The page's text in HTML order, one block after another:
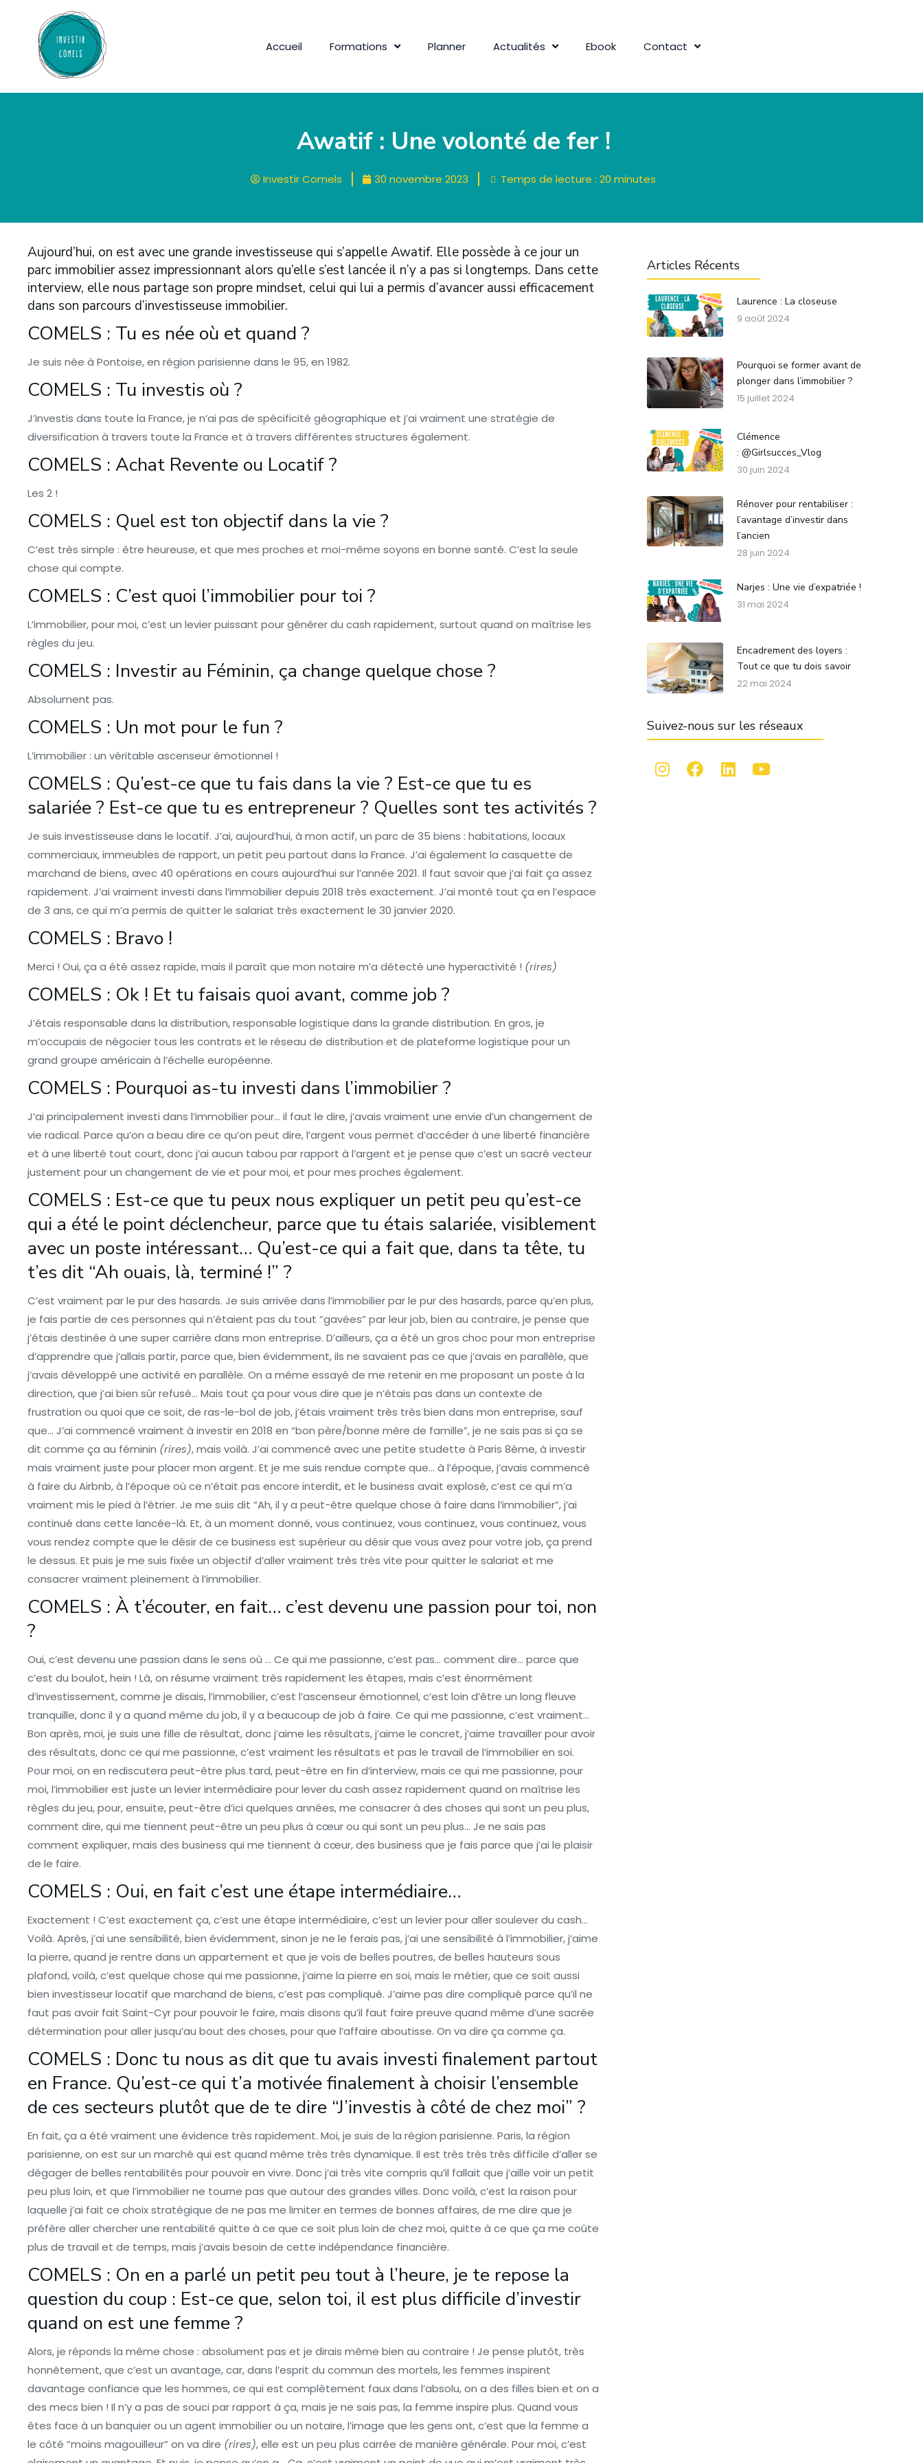
Accueil Formations Planner Actualités Ebook Contact
Awatif : Une volonté de fer !
Investir Comels 30 novembre 2023 Temps de lecture : 20 minutes
Aujourd’hui, on est avec une grande investisseuse qui s’appelle Awatif. Elle possède à ce jour un
parc immobilier assez impressionnant alors qu’elle s’est lancée il n’y a pas si longtemps. Dans cette
interview, elle nous partage son propre mindset, celui qui lui a permis d’avancer aussi efficacement
dans son parcours d’investisseuse immobilier.
COMELS : Tu es née où et quand ?
Je suis née à Pontoise, en région parisienne dans le 95, en 1982.
COMELS : Tu investis où ?
J’investis dans toute la France, je n’ai pas de spécificité géographique et j’ai vraiment une stratégie de
diversification à travers toute la France et à travers différentes structures également.
COMELS : Achat Revente ou Locatif ?
Les 2 !
COMELS : Quel est ton objectif dans la vie ?
C’est très simple : être heureuse, et que mes proches et moi-même soyons en bonne santé. C’est la seule
chose qui compte.
COMELS : C’est quoi l’immobilier pour toi ?
L’immobilier, pour moi, c’est un levier puissant pour générer du cash rapidement, surtout quand on maîtrise les
règles du jeu.
COMELS : Investir au Féminin, ça change quelque chose ?
Absolument pas.
COMELS : Un mot pour le fun ?
L’immobilier : un véritable ascenseur émotionnel !
COMELS : Qu’est-ce que tu fais dans la vie ? Est-ce que tu es
salariée ? Est-ce que tu es entrepreneur ? Quelles sont tes activités ?
Je suis investisseuse dans le locatif. J’ai, aujourd’hui, à mon actif, un parc de 35 biens : habitations, locaux
commerciaux, immeubles de rapport, un petit peu partout dans la France. J’ai également la casquette de
marchand de biens, avec 40 opérations en cours aujourd’hui sur l’année 2021. Il faut savoir que j’ai fait ça assez
rapidement. J’ai vraiment investi dans l’immobilier depuis 2018 très exactement. J’ai monté tout ça en l’espace
de 3 ans, ce qui m’a permis de quitter le salariat très exactement le 30 janvier 2020.
COMELS : Bravo !
Merci ! Oui, ça a été assez rapide, mais il paraît que mon notaire m’a détecté une hyperactivité ! (rires)
COMELS : Ok ! Et tu faisais quoi avant, comme job ?
J’étais responsable dans la distribution, responsable logistique dans la grande distribution. En gros, je
m’occupais de négocier tous les contrats et le réseau de distribution et de plateforme logistique pour un
grand groupe américain à l’échelle européenne.
COMELS : Pourquoi as-tu investi dans l’immobilier ?
J’ai principalement investi dans l’immobilier pour… il faut le dire, j’avais vraiment une envie d’un changement de
vie radical. Parce qu’on a beau dire ce qu’on peut dire, l’argent vous permet d’accéder à une liberté financière
et à une liberté tout court, donc j’ai aucun tabou par rapport à l’argent et je pense que c’est un sacré vecteur
justement pour un changement de vie et pour moi, et pour mes proches également.
COMELS : Est-ce que tu peux nous expliquer un petit peu qu’est-ce
qui a été le point déclencheur, parce que tu étais salariée, visiblement
avec un poste intéressant… Qu’est-ce qui a fait que, dans ta tête, tu
t’es dit “Ah ouais, là, terminé !” ?
C’est vraiment par le pur des hasards. Je suis arrivée dans l’immobilier par le pur des hasards, parce qu’en plus,
je fais partie de ces personnes qui n’étaient pas du tout “gavées” par leur job, bien au contraire, je pense que
j’étais destinée à une super carrière dans mon entreprise. D’ailleurs, ça a été un gros choc pour mon entreprise
d’apprendre que j’allais partir, parce que, bien évidemment, ils ne savaient pas ce que j’avais en parallèle, que
j’avais développé une activité en parallèle. On a même essayé de me retenir en me proposant un poste à la
direction, que j’ai bien sûr refusé… Mais tout ça pour vous dire que je n’étais pas dans un contexte de
frustration ou quoi que ce soit, de ras-le-bol de job, j’étais vraiment très très bien dans mon entreprise, sauf
que… J’ai commencé vraiment à investir en 2018 en “bon père/bonne mère de famille”, je ne sais pas si ça se
dit comme ça au féminin (rires), mais voilà. J’ai commencé avec une petite studette à Paris 8ème, à investir
mais vraiment juste pour placer mon argent. Et je me suis rendue compte que… à l’époque, j’avais commencé
à faire du Airbnb, à l’époque où ce n’était pas encore interdit, et le business avait explosé, c’est ce qui m’a
vraiment mis le pied à l’étrier. Je me suis dit “Ah, il y a peut-être quelque chose à faire dans l’immobilier”, j’ai
continué dans cette lancée-là. Et, à un moment donné, vous continuez, vous continuez, vous continuez, vous
vous rendez compte que le désir de ce business est supérieur au désir que vous avez pour votre job, ça prend
le dessus. Et puis je me suis fixée un objectif d’aller vraiment très très vite pour quitter le salariat et me
consacrer vraiment pleinement à l’immobilier.
COMELS : À t’écouter, en fait… c’est devenu une passion pour toi, non
?
Oui, c’est devenu une passion dans le sens où … Ce qui me passionne, c’est pas… comment dire… parce que
c’est du boulot, hein ! Là, on résume vraiment très rapidement les étapes, mais c’est énormément
d’investissement, comme je disais, l’immobilier, c’est l’ascenseur émotionnel, c’est loin d’être un long fleuve
tranquille, donc il y a quand même du job, il y a beaucoup de job à faire. Ce qui me passionne, c’est vraiment…
Bon après, moi, je suis une fille de résultat, donc j’aime les résultats, j’aime le concret, j’aime travailler pour avoir
des résultats, donc ce qui me passionne, c’est vraiment les résultats et pas le travail de l’immobilier en soi.
Pour moi, on en rediscutera peut-être plus tard, peut-être en fin d’interview, mais ce qui me passionne, pour
moi, l’immobilier est juste un levier intermédiaire pour lever du cash assez rapidement quand on maîtrise les
règles du jeu, pour, ensuite, peut-être d’ici quelques années, me consacrer à des choses qui sont un peu plus,
comment dire, qui me tiennent peut-être un peu plus à cœur ou qui sont un peu plus… Je ne sais pas
comment expliquer, mais des business qui me tiennent à cœur, des business que je fais parce que j’ai le plaisir
de le faire.
COMELS : Oui, en fait c’est une étape intermédiaire…
Exactement ! C’est exactement ça, c’est une étape intermédiaire, c’est un levier pour aller soulever du cash…
Voilà. Après, j’ai une sensibilité, bien évidemment, sinon je ne le ferais pas, j’ai une sensibilité à l’immobilier, j’aime
la pierre, quand je rentre dans un appartement et que je vois de belles poutres, de belles hauteurs sous
plafond, voilà, c’est quelque chose qui me passionne, j’aime la pierre en soi, mais le métier, que ce soit aussi
bien investisseur locatif que marchand de biens, c’est pas compliqué. J’aime pas dire compliqué parce qu’il ne
faut pas avoir fait Saint-Cyr pour pouvoir le faire, mais disons qu’il faut faire preuve quand même d’une sacrée
détermination pour aller jusqu’au bout des choses, pour que l’affaire aboutisse. On va dire ça comme ça.
COMELS : Donc tu nous as dit que tu avais investi finalement partout
en France. Qu’est-ce qui t’a motivée finalement à choisir l’ensemble
de ces secteurs plutôt que de te dire “J’investis à côté de chez moi” ?
En fait, ça a été vraiment une évidence très rapidement. Moi, je suis de la région parisienne. Paris, la région
parisienne, on est sur un marché qui est quand même très très dynamique. Il est très très très difficile d’aller se
dégager de belles rentabilités pour pouvoir en vivre. Donc j’ai très vite compris qu’il fallait que j’aille voir un petit
peu plus loin, et que l’immobilier ne tourne pas que autour des grandes villes. Donc voilà, c’est la raison pour
laquelle j’ai fait ce choix stratégique de ne pas me limiter en termes de bonnes affaires, de me dire que je
préfère aller chercher une rentabilité quitte à ce que ce soit plus loin de chez moi, quitte à ce que ça me coûte
plus de travail et de temps, mais j’avais besoin de cette indépendance financière.
COMELS : On en a parlé un petit peu tout à l’heure, je te repose la
question du coup : Est-ce que, selon toi, il est plus difficile d’investir
quand on est une femme ?
Alors, je réponds la même chose : absolument pas et je dirais même bien au contraire ! Je pense plutôt, très
honnêtement, que c’est un avantage, car, dans l’esprit du commun des mortels, les femmes inspirent
davantage confiance que les hommes, ce qui est complètement faux dans l’absolu, on a des filles bien et on a
des mecs bien ! Il n’y a pas de souci par rapport à ça, mais je ne sais pas, la femme inspire plus. Quand vous
êtes face à un banquier ou un agent immobilier ou un notaire, l’image que les gens ont, c’est que la femme a
le côté “moins magouilleur” on va dire (rires), elle est un peu plus carrée de manière générale. Pour moi, c’est
Articles Récents
Laurence : La closeuse
9 août 2024
Pourquoi se former avant de
plonger dans l’immobilier ?
15 juillet 2024
Clémence
: @Girlsucces_Vlog
30 juin 2024
Rénover pour rentabiliser :
l’avantage d’investir dans
l’ancien
28 juin 2024
Narjes : Une vie d’expatriée !
31 mai 2024
Encadrement des loyers :
Tout ce que tu dois savoir
22 mai 2024
Suivez-nous sur les réseaux